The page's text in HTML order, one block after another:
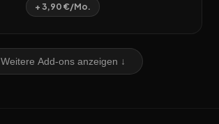
+ 3,90 €/Mo.
Weitere Add-ons anzeigen ↓